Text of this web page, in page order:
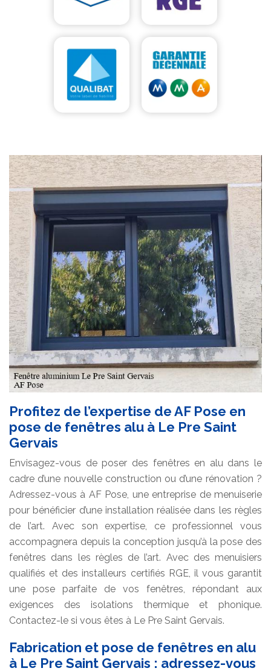
Profitez de l’expertise de AF Pose en
pose de fenêtres alu à Le Pre Saint
Gervais
Envisagez-vous de poser des fenêtres en alu dans le
cadre d’une nouvelle construction ou d’une rénovation ?
Adressez-vous à AF Pose, une entreprise de menuiserie
pour bénéficier d’une installation réalisée dans les règles
de l’art. Avec son expertise, ce professionnel vous
accompagnera depuis la conception jusqu’à la pose des
fenêtres dans les règles de l’art. Avec des menuisiers
qualifiés et des installeurs certifiés RGE, il vous garantit
une pose parfaite de vos fenêtres, répondant aux
exigences des isolations thermique et phonique.
Contactez-le si vous êtes à Le Pre Saint Gervais.
Fabrication et pose de fenêtres en alu
à Le Pre Saint Gervais : adressez-vous